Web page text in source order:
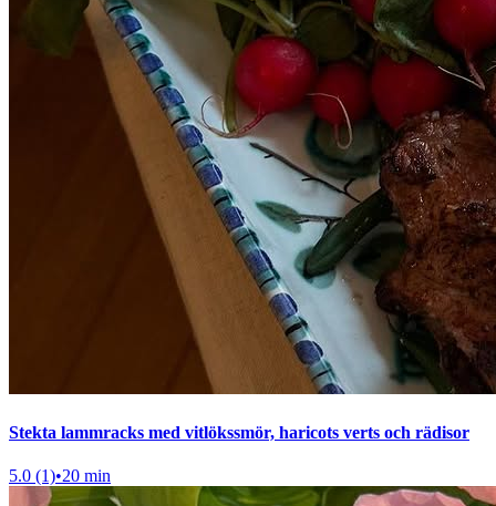
Stekta lammracks med vitlökssmör, haricots verts och rädisor
5.0 (1)•20 min